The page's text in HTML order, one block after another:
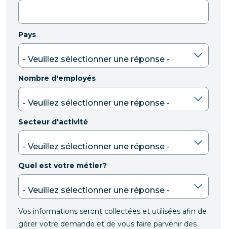
Pays
Nombre d'employés
Secteur d'activité
Quel est votre métier?
Vos informations seront collectées et utilisées afin de
gérer votre demande et de vous faire parvenir des